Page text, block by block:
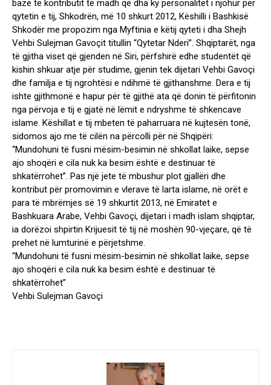
bazë të kontributit të madh që dha ky personalitet i njohur për
qytetin e tij, Shkodrën, më 10 shkurt 2012, Këshilli i Bashkisë
Shkodër me propozim nga Myftinia e këtij qyteti i dha Shejh
Vehbi Sulejman Gavoçit titullin “Qytetar Nderi”. Shqiptarët, nga
të gjitha viset që gjenden në Siri, përfshirë edhe studentët që
kishin shkuar atje për studime, gjenin tek dijetari Vehbi Gavoçi
dhe familja e tij ngrohtësi e ndihmë të gjithanshme. Dera e tij
ishte gjithmonë e hapur për të gjithë ata që donin të përfitonin
nga përvoja e tij e gjatë në lëmit e ndryshme të shkencave
islame. Këshillat e tij mbeten të paharruara në kujtesën tonë,
sidomos ajo me të cilën na përcolli për në Shqipëri:
“Mundohuni të fusni mësim-besimin në shkollat laike, sepse
ajo shoqëri e cila nuk ka besim është e destinuar të
shkatërrohet”. Pas një jete të mbushur plot gjallëri dhe
kontribut për promovimin e vlerave të larta islame, në orët e
para të mbrëmjes së 19 shkurtit 2013, në Emiratet e
Bashkuara Arabe, Vehbi Gavoçi, dijetari i madh islam shqiptar,
ia dorëzoi shpirtin Krijuesit të tij në moshën 90-vjeçare, që të
prehet në lumturinë e përjetshme.
“Mundohuni të fusni mësim-besimin në shkollat laike, sepse
ajo shoqëri e cila nuk ka besim është e destinuar të
shkatërrohet”
Vehbi Sulejman Gavoçi